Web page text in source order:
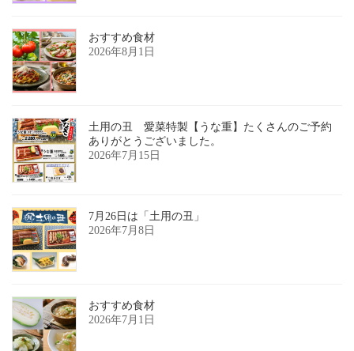
おすすめ食材
2026年8月1日
土用の丑 愛菜特製【うな重】たくさんのご予約
ありがとうございました。
2026年7月15日
7月26日は「土用の丑」
2026年7月8日
おすすめ食材
2026年7月1日